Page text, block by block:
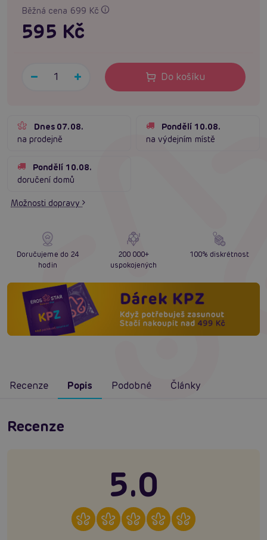
Běžná cena 699 Kč
595 Kč
Do košíku
Dnes 07.08.
na prodejně
Pondělí 10.08.
na výdejním místě
Pondělí 10.08.
doručení domů
Možnosti dopravy
Doručujeme do 24
hodin
200 000+
uspokojených
100% diskrétnost
Recenze Popis Podobné Články
Recenze
5.0